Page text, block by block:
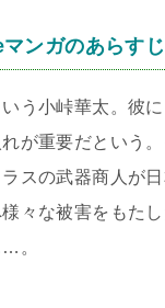
ンガのあらす
う小峠華太。彼
が重要だという
スの武器商人が
々な被害をもた
。